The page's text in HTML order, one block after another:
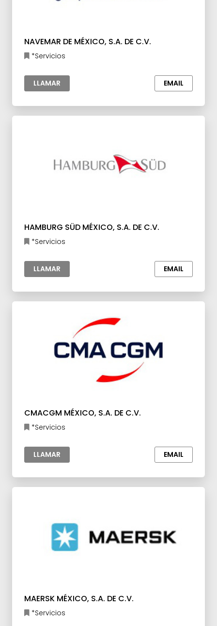
NAVEMAR DE MÉXICO, S.A. DE C.V.
*Servicios
LLAMAR EMAIL
HAMBURG SÜD MÉXICO, S.A. DE C.V.
*Servicios
LLAMAR EMAIL
CMACGM MÉXICO, S.A. DE C.V.
*Servicios
LLAMAR EMAIL
MAERSK MÉXICO, S.A. DE C.V.
*Servicios